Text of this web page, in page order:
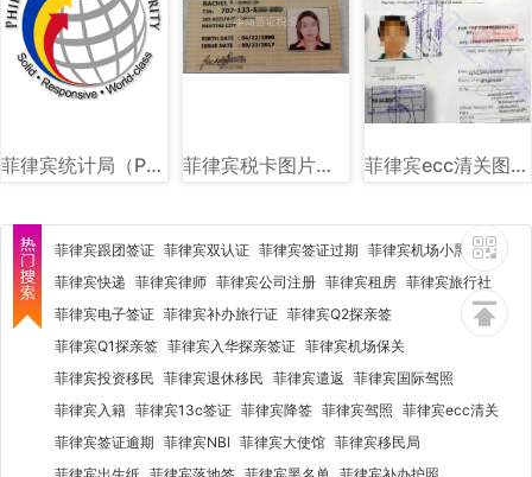
菲律宾统计局（PSA）图文讲解 菲律宾税卡图片样式讲解 菲律宾ecc清关图片样式讲解
菲律宾跟团签证 菲律宾双认证 菲律宾签证过期 菲律宾机场小黑屋
菲律宾快递 菲律宾律师 菲律宾公司注册 菲律宾租房 菲律宾旅行社
菲律宾电子签证 菲律宾补办旅行证 菲律宾Q2探亲签
菲律宾Q1探亲签 菲律宾入华探亲签证 菲律宾机场保关
菲律宾投资移民 菲律宾退休移民 菲律宾遣返
菲律宾国际驾照
菲律宾入籍 菲律宾13c签证 菲律宾降签 菲律宾驾照 菲律宾ecc清关
菲律宾签证逾期 菲律宾NBI 菲律宾大使馆 菲律宾移民局